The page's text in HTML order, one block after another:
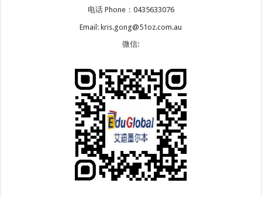
电话 Phone：0435633076
Email: kris.gong@51oz.com.au
微信: